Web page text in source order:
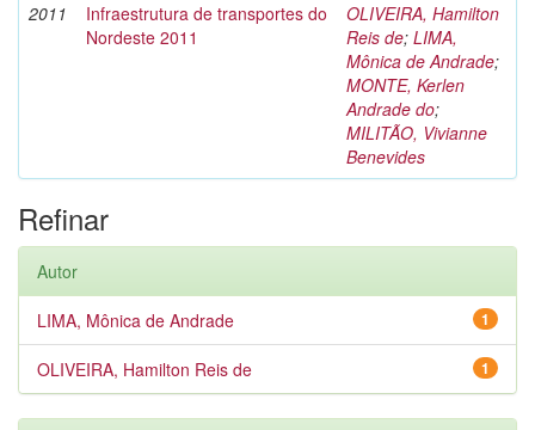
2011
Infraestrutura de transportes do
Nordeste 2011
OLIVEIRA, Hamilton
Reis de; LIMA,
Mônica de Andrade;
MONTE, Kerlen
Andrade do;
MILITÃO, Vivianne
Benevides
Refinar
Autor
1
LIMA, Mônica de Andrade
1
OLIVEIRA, Hamilton Reis de